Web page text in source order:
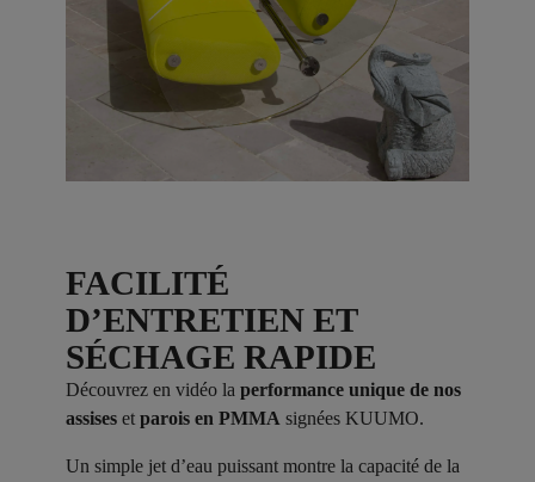
FACILITÉ
D’ENTRETIEN ET
SÉCHAGE RAPIDE
Découvrez en vidéo la performance unique de nos
assises et parois en PMMA signées KUUMO.
Un simple jet d’eau puissant montre la capacité de la